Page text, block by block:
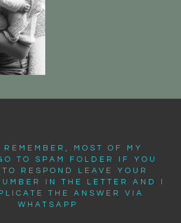
REMEMBER, MOST OF MY
TO SPAM FOLDER IF YOU
RESPOND LEAVE YOUR
IN THE LETTER AND I
THE ANSWER VIA
WHATSAPP